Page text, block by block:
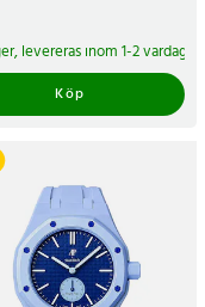
kr
levereras inom 1-2 vardagar
Köp